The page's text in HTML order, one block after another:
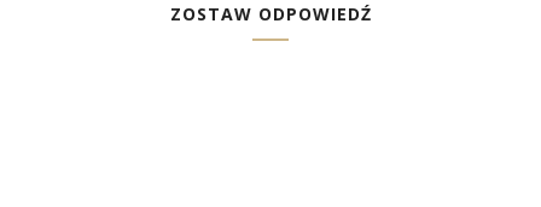
ZOSTAW ODPOWIEDŹ